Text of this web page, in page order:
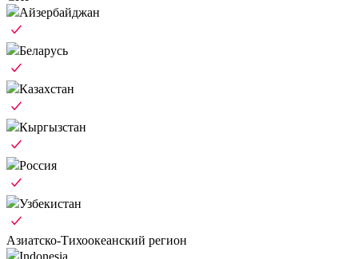
Айзербайджан
Беларусь
Казахстан
Кыргызстан
Россия
Узбекистан
Азиатско-Тихоокеанский регион